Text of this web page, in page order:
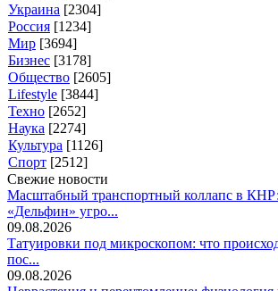
Украина [2304]
Россия [1234]
Мир [3694]
Бизнес [3178]
Общество [2605]
Lifestyle [3844]
Техно [2652]
Наука [2274]
Культура [1126]
Спорт [2512]
Свежие новости
Масштабный транспортный коллапс в
«Дельфин» угро...
09.08.2026
Татуировки под микроскопом: что
пос...
09.08.2026